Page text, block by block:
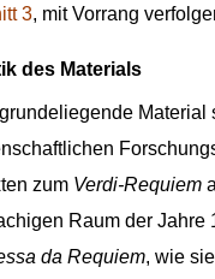
3, mit Vorrang
des Materials
Material
zum Verdi-Requiem
Raum der Jahre
da Requiem, wie